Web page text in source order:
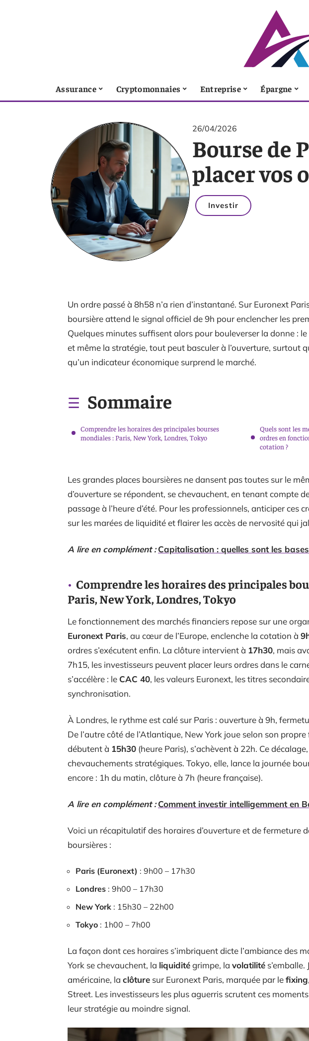
Assurance Cryptomonnaies Entreprise Épargne
26/04/2026
Bourse de
placer vos
Investir
Un ordre passé à 8h58 n’a rien d’instantané. Sur Euronext
boursière attend le signal officiel de 9h pour enclencher les
Quelques minutes suffisent alors pour bouleverser la donne : le
et même la stratégie, tout peut basculer à l’ouverture, surtout
qu’un indicateur économique surprend le marché.
Sommaire
Comprendre les horaires des principales bourses
mondiales : Paris, New York, Londres, Tokyo
Quels sont les
ordres en
cotation ?
Les grandes places boursières ne dansent pas toutes sur le
d’ouverture se répondent, se chevauchent, en tenant compte
passage à l’heure d’été. Pour les professionnels, anticiper ces
sur les marées de liquidité et flairer les accès de nervosité qui
A lire en complément : Capitalisation : quelles sont les
Comprendre les horaires des principales
Paris, New York, Londres, Tokyo
Le fonctionnement des marchés financiers repose sur une
Euronext Paris, au cœur de l’Europe, enclenche la cotation à
ordres s’exécutent enfin. La clôture intervient à 17h30, mais
7h15, les investisseurs peuvent placer leurs ordres dans le
s’accélère : le CAC 40, les valeurs Euronext, les titres
synchronisation.
À Londres, le rythme est calé sur Paris : ouverture à 9h,
De l’autre côté de l’Atlantique, New York joue selon son
débutent à 15h30 (heure Paris), s’achèvent à 22h. Ce
chevauchements stratégiques. Tokyo, elle, lance la journée
encore : 1h du matin, clôture à 7h (heure française).
A lire en complément : Comment investir intelligemment en
Voici un récapitulatif des horaires d’ouverture et de fermeture
boursières :
Paris (Euronext) : 9h00 – 17h30
Londres : 9h00 – 17h30
New York : 15h30 – 22h00
Tokyo : 1h00 – 7h00
La façon dont ces horaires s’imbriquent dicte l’ambiance des
York se chevauchent, la liquiditégrimpe, la volatilité
américaine, la clôture sur Euronext Paris, marquée par lefixing
Street. Les investisseurs les plus aguerris scrutent ces
leur stratégie au moindre signal.